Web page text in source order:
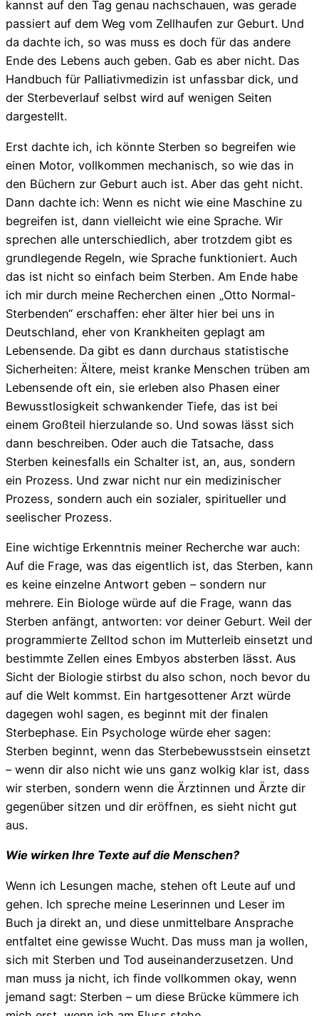
kannst auf den Tag genau nachschauen, was gerade
passiert auf dem Weg vom Zellhaufen zur Geburt. Und
da dachte ich, so was muss es doch für das andere
Ende des Lebens auch geben. Gab es aber nicht. Das
Handbuch für Palliativmedizin ist unfassbar dick, und
der Sterbeverlauf selbst wird auf wenigen Seiten
dargestellt.
Erst dachte ich, ich könnte Sterben so begreifen wie
einen Motor, vollkommen mechanisch, so wie das in
den Büchern zur Geburt auch ist. Aber das geht nicht.
Dann dachte ich: Wenn es nicht wie eine Maschine zu
begreifen ist, dann vielleicht wie eine Sprache. Wir
sprechen alle unterschiedlich, aber trotzdem gibt es
grundlegende Regeln, wie Sprache funktioniert. Auch
das ist nicht so einfach beim Sterben. Am Ende habe
ich mir durch meine Recherchen einen „Otto Normal-
Sterbenden“ erschaffen: eher älter hier bei uns in
Deutschland, eher von Krankheiten geplagt am
Lebensende. Da gibt es dann durchaus statistische
Sicherheiten: Ältere, meist kranke Menschen trüben am
Lebensende oft ein, sie erleben also Phasen einer
Bewusstlosigkeit schwankender Tiefe, das ist bei
einem Großteil hierzulande so. Und sowas lässt sich
dann beschreiben. Oder auch die Tatsache, dass
Sterben keinesfalls ein Schalter ist, an, aus, sondern
ein Prozess. Und zwar nicht nur ein medizinischer
Prozess, sondern auch ein sozialer, spiritueller und
seelischer Prozess.
Eine wichtige Erkenntnis meiner Recherche war auch:
Auf die Frage, was das eigentlich ist, das Sterben, kann
es keine einzelne Antwort geben – sondern nur
mehrere. Ein Biologe würde auf die Frage, wann das
Sterben anfängt, antworten: vor deiner Geburt. Weil der
programmierte Zelltod schon im Mutterleib einsetzt und
bestimmte Zellen eines Embyos absterben lässt. Aus
Sicht der Biologie stirbst du also schon, noch bevor du
auf die Welt kommst. Ein hartgesottener Arzt würde
dagegen wohl sagen, es beginnt mit der finalen
Sterbephase. Ein Psychologe würde eher sagen:
Sterben beginnt, wenn das Sterbebewusstsein einsetzt
– wenn dir also nicht wie uns ganz wolkig klar ist, dass
wir sterben, sondern wenn die Ärztinnen und Ärzte dir
gegenüber sitzen und dir eröffnen, es sieht nicht gut
aus.
Wie wirken Ihre Texte auf die Menschen?
Wenn ich Lesungen mache, stehen oft Leute auf und
gehen. Ich spreche meine Leserinnen und Leser im
Buch ja direkt an, und diese unmittelbare Ansprache
entfaltet eine gewisse Wucht. Das muss man ja wollen,
sich mit Sterben und Tod auseinanderzusetzen. Und
man muss ja nicht, ich finde vollkommen okay, wenn
jemand sagt: Sterben – um diese Brücke kümmere ich